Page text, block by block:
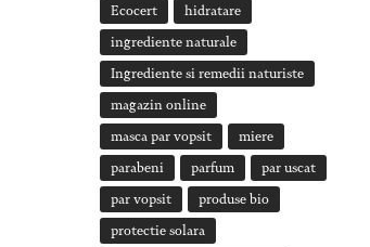
Ecocert hidratare
ingrediente naturale
Ingrediente si remedii naturiste
magazin online
masca par vopsit miere
parabeni parfum par uscat
par vopsit produse bio
protectie solara